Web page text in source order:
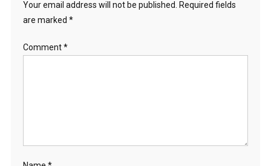
Your email address will not be published. Required fields
are marked *
Comment*